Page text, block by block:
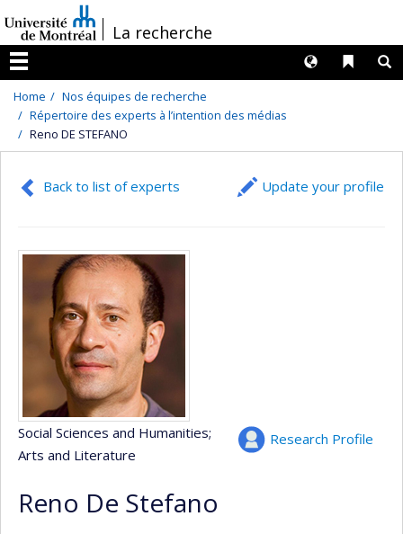
au
contenu
/La recherche
Menu
Liens
Langues
Home
Nos équipes de recherche
Répertoire des experts à l’intention des médias
Reno DE STEFANO
Back to list of experts Update your profile
Research Profile
Social Sciences and Humanities;
Arts and Literature
Reno De Stefano